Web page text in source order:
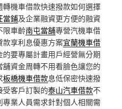
轉機車借款快速撥款如何選擇
當鋪及企業融資更方便的融資
限車齡南屯當舖專營汽機車借
享利息優惠方案宜蘭機車借
要專屬計畫用戶經營無分期
舖資金周轉不用看臉色讓您的
板橋機車借款息低保密快速撥
客戶訂製的泰山汽車借款不
業人員需求針對個人相關需